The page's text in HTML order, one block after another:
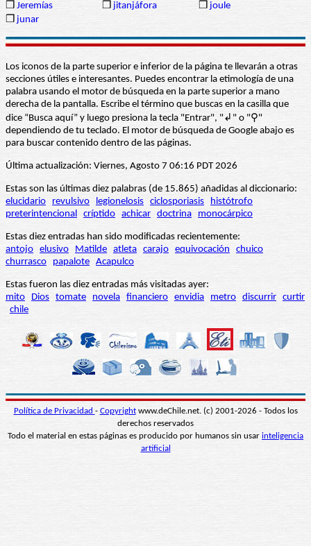
❒ Jeremías ❒ jitanjáfora ❒ joule
❒ junar
Los iconos de la parte superior e inferior de la página te llevarán a otras
secciones útiles e interesantes. Puedes encontrar la etimología de una
palabra usando el motor de búsqueda en la parte superior a mano
derecha de la pantalla. Escribe el término que buscas en la casilla que
dice “Busca aquí” y luego presiona la tecla "Entrar", "↲" o "⚲"
dependiendo de tu teclado. El motor de búsqueda de Google abajo es
para buscar contenido dentro de las páginas.
Última actualización: Viernes, Agosto 7 06:16 PDT 2026
Estas son las últimas diez palabras (de 15.865) añadidas al diccionario:
elucidario
revulsivo legionelosis ciclosporiasis
histótrofo
preterintencional críptido achicar doctrina monocárpico
Estas diez entradas han sido modificadas recientemente:
antojo elusivo Matilde atleta carajo equivocación
chuico
churrasco
papalote Acapulco
Estas fueron las diez entradas más visitadas ayer:
mito
Dios tomate novela financiero envidia metro discurrir curtir
chile
Política de Privacidad - Copyrightwww.deChile.net. (c) 2001-2026 - Todos los
derechos reservados
Todo el material en estas páginas es producido por humanos sin usar inteligencia
artificial